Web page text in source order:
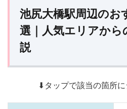
池尻大橋駅周辺のお
選｜人気エリアか
説
⬇タップで該当の箇所